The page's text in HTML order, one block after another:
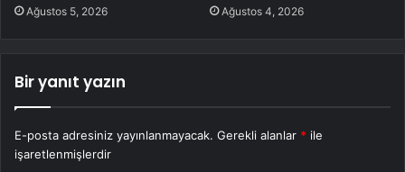
Ağustos 5, 2026 Ağustos 4, 2026
Bir yanıt yazın
E-posta adresiniz yayınlanmayacak. Gerekli alanlar * ile
işaretlenmişlerdir